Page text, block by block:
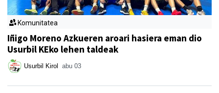
Komunitatea
Iñigo Moreno Azkueren aroari hasiera eman dio
Usurbil KEko lehen taldeak
Usurbil Kirol abu 03